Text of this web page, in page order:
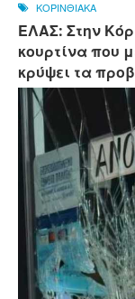
ΚΟΡΙΝΘΙΑΚΑ
ΕΛΑΣ: Στην
κουρτίνα που
κρύψει τα